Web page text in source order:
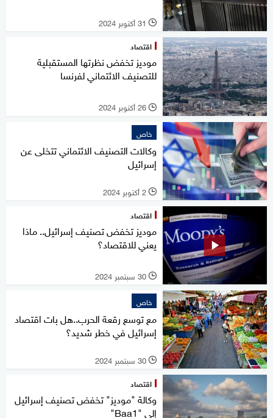
l 31 أكتوبر 2024
اقتصاد
موديز تخفض نظرتها المستقبلية
للتصنيف الائتماني لفرنسا
l 26 أكتوبر 2024
خاص
وكالات التصنيف الائتماني تتخلى عن
إسرائيل
l 2 أكتوبر 2024
اقتصاد
موديز تخفض تصنيف إسرائيل.. ماذا
يعني للاقتصاد؟
l 30 سبتمبر 2024
خاص
مع توسع رقعة الحرب..هل بات اقتصاد
إسرائيل في خطر شديد؟
l 30 سبتمبر 2024
اقتصاد
وكالة "موديز" تخفض تصنيف إسرائيل
إلى "Baa1"